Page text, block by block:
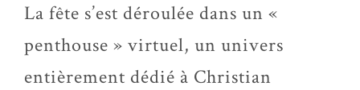
La fête s’est déroulée dans un «
penthouse » virtuel, un univers
entièrement dédié à Christian